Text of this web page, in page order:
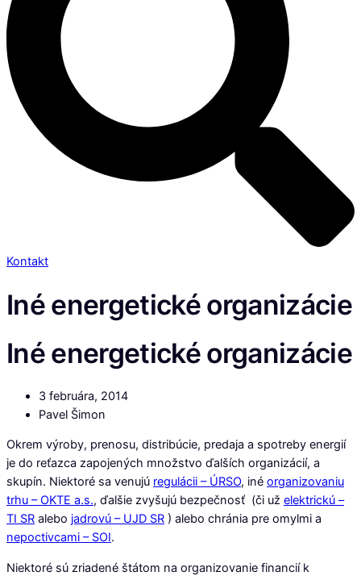
Kontakt
Iné energetické organizácie
Iné energetické organizácie
3 februára, 2014
Pavel Šimon
Okrem výroby, prenosu, distribúcie, predaja a spotreby energií
je do reťazca zapojených množstvo ďalších organizácií, a
skupín. Niektoré sa venujú regulácii – ÚRSO, iné organizovaniu
trhu – OKTE a.s., ďalšie zvyšujú bezpečnosť (či už elektrickú –
TI SR alebo jadrovú – UJD SR ) alebo chránia pre omylmi a
nepoctivcami – SOI.
Niektoré sú zriadené štátom na organizovanie financií k